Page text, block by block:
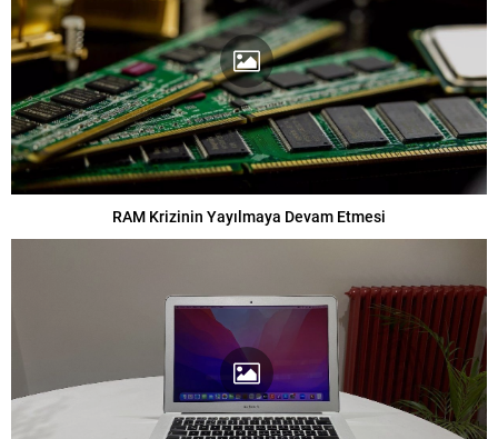
RAM Krizinin Yayılmaya Devam Etmesi